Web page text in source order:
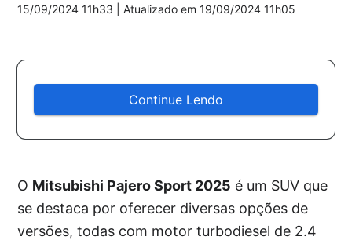
15/09/2024 11h33
| Atualizado em19/09/2024 11h05
Continue Lendo
O Mitsubishi Pajero Sport 2025 é um SUV que
se destaca por oferecer diversas opções de
versões, todas com motor turbodiesel de 2.4